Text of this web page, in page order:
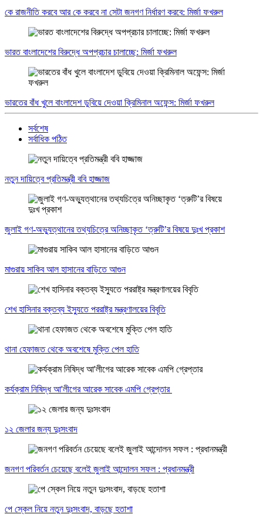
কে রাজনীতি করবে আর কে করবে না সেটা জনগণ নির্ধারণ করবে: মির্জা ফখরুল
ভারত বাংলাদেশের বিরুদ্ধে অপপ্রচার চালাচ্ছে: মির্জা ফখরুল
ভারতের বাঁধ খুলে বাংলাদেশ ডুবিয়ে দেওয়া ক্রিমিনাল অফেন্স: মির্জা ফখরুল
সর্বশেষ
সর্বাধিক পঠিত
নতুন দায়িত্বে প্রতিমন্ত্রী ববি হাজ্জাজ
জুলাই গণ-অভ্যুত্থানের তথ্যচিত্রে অনিচ্ছাকৃত ‘ত্রুটি’র বিষয়ে দুঃখ প্রকাশ
মাগুরায় সাকিব আল হাসানের বাড়িতে আগুন
শেখ হাসিনার বক্তব্য ইস্যুতে পররাষ্ট্র মন্ত্রণালয়ের বিবৃতি
থানা হেফাজত থেকে অবশেষে মুক্তি পেল হাতি
কর্যক্রাম নিষিদ্ধ আ'লীগের আরেক সাবেক এমপি গ্রেপ্তার
১২ জেলার জন্য দুঃসংবাদ
জনগণ পরিবর্তন চেয়েছে বলেই জুলাই আন্দোলন সফল : প্রধানমন্ত্রী
পে স্কেল নিয়ে নতুন দুঃসংবাদ, বাড়ছে হতাশা